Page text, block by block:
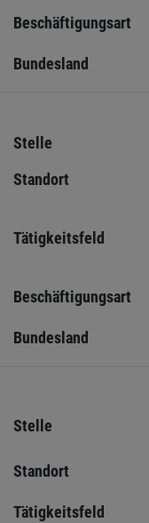
Beschäftigungsart
Bundesland
Stelle
Standort
Tätigkeitsfeld
Beschäftigungsart
Bundesland
Stelle
Standort
Tätigkeitsfeld